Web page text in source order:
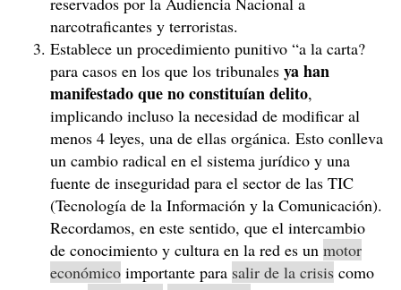
narcotraficantes y terroristas.
Establece un procedimiento punitivo “a la carta?
para casos en los que los tribunales ya han
manifestado que no constituían delito,
implicando incluso la necesidad de modificar al
menos 4 leyes, una de ellas orgánica. Esto conlleva
un cambio radical en el sistema jurídico y una
fuente de inseguridad para el sector de las TIC
(Tecnología de la Información y la Comunicación).
Recordamos, en este sentido, que el intercambio
de conocimiento y cultura en la red es un motor
económico importante para salir de la crisis como